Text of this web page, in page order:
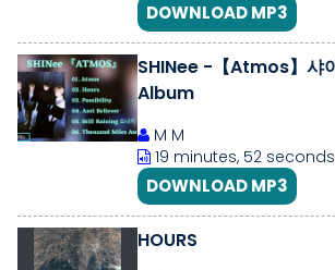
DOWNLOAD MP3
SHINee -【Atmos】샤이니 - Mini
Album
M M
19 minutes, 52 seconds
DOWNLOAD MP3
HOURS